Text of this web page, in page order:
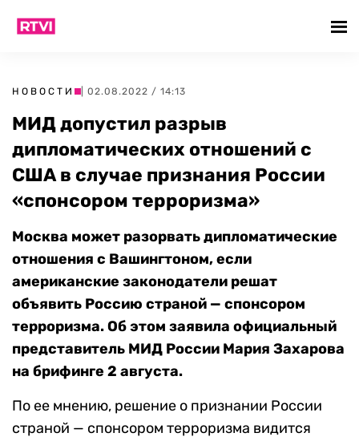
НОВОСТИ | 02.08.2022 / 14:13
МИД допустил разрыв
дипломатических отношений с
США в случае признания России
«спонсором терроризма»
Москва может разорвать дипломатические
отношения с Вашингтоном, если
американские законодатели решат
объявить Россию страной — спонсором
терроризма. Об этом заявила официальный
представитель МИД России Мария Захарова
на брифинге 2 августа.
По ее мнению, решение о признании России
страной — спонсором терроризма видится